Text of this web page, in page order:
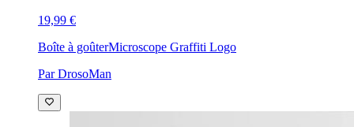
19,99 €
Boîte à goûterMicroscope Graffiti Logo
Par DrosoMan